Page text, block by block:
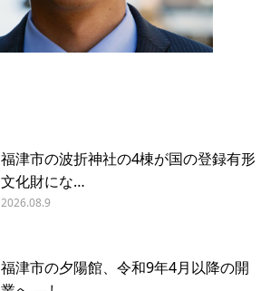
福津市の波折神社の4棟が国の登録有形
文化財にな…
2026.08.9
福津市の夕陽館、令和9年4月以降の開